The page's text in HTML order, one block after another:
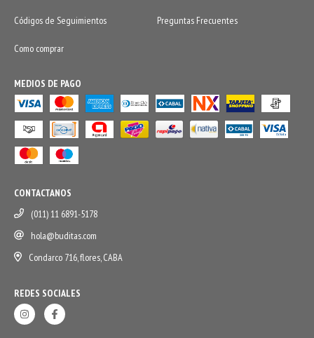
Códigos de Seguimientos Preguntas Frecuentes
Como comprar
MEDIOS DE PAGO
CONTACTANOS
(011) 11 6891-5178
hola@buditas.com
Condarco 716, flores, CABA
REDES SOCIALES